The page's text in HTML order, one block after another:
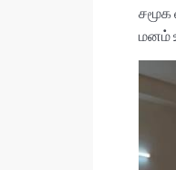
சமூக
மனம்